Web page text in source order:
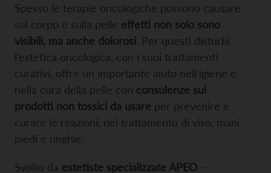
Spesso le terapie oncologiche possono causare
sul corpo e sulla pelle effetti non solo sono
visibili, ma anche dolorosi. Per questi disturbi
l’estetica oncologica, con i suoi trattamenti
curativi, offre un importante aiuto nell’igiene e
nella cura della pelle con consulenze sui
prodotti non tossici da usare per prevenire e
curare le reazioni, nel trattamento di viso, mani
piedi e unghie.
Svolto da estetiste specializzate APEO –